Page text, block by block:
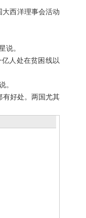
西洋理事会活动
说。
人处在贫困线以
。
好处。两国尤其